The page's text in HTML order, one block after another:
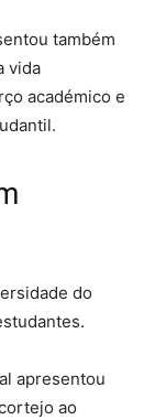
também
vida
académico e
do
apresentou
ao